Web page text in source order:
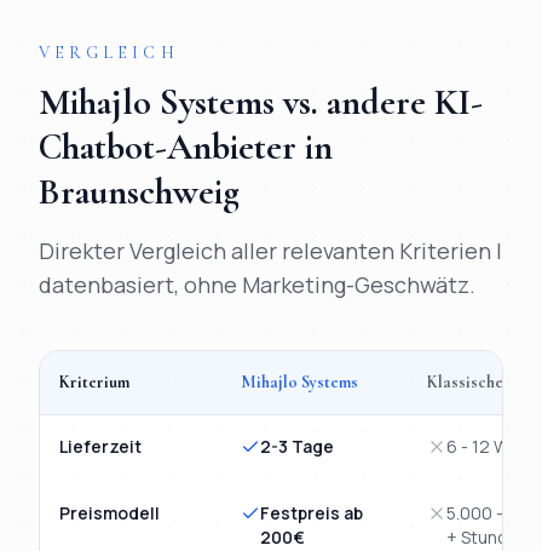
VERGLEICH
Mihajlo Systems vs. andere KI-
Chatbot-Anbieter in
Braunschweig
Direkter Vergleich aller relevanten Kriterien |
datenbasiert, ohne Marketing-Geschwätz.
Kriterium Mihajlo Systems Klassische
Lieferzeit 2-3 Tage 6 - 12
Preismodell
Festpreis ab
200€
5.000 -
+ Stunden